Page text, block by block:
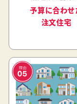
予算に合わせ
注文住宅